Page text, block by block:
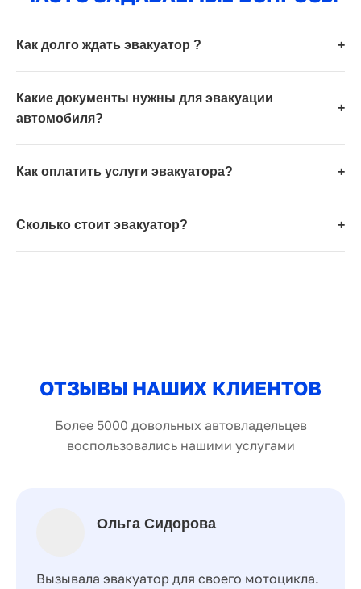
Как долго ждать эвакуатор ? +
Какие документы нужны для эвакуации
автомобиля?
+
Как оплатить услуги эвакуатора? +
Сколько стоит эвакуатор? +
ОТЗЫВЫ НАШИХ КЛИЕНТОВ
Более 5000 довольных автовладельцев
воспользовались нашими услугами
Ольга Сидорова
Вызывала эвакуатор для своего мотоцикла.